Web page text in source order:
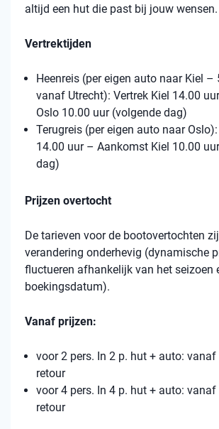
altijd een hut die past bij jouw wensen.
Vertrektijden
Heenreis (per eigen auto naar Kiel –
vanaf Utrecht): Vertrek Kiel 14.00
Oslo 10.00 uur (volgende dag)
Terugreis (per eigen auto naar
14.00 uur – Aankomst Kiel 10.00
dag)
Prijzen overtocht
De tarieven voor de bootovertochten
verandering onderhevig (dynamische
fluctueren afhankelijk van het seizoen
boekingsdatum).
Vanaf prijzen:
voor 2 pers. In 2 p. hut + auto: vanaf
retour
voor 4 pers. In 4 p. hut + auto: vanaf
retour